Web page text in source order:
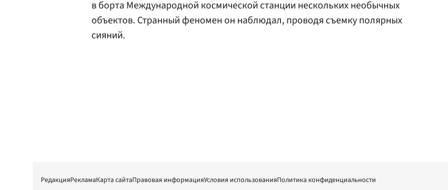
в борта Международной космической станции нескольких необычных
объектов. Странный феномен он наблюдал, проводя съемку полярных
сияний.
РедакцияРекламаКарта сайтаПравовая информацияУсловия использованияПолитика конфиденциальности